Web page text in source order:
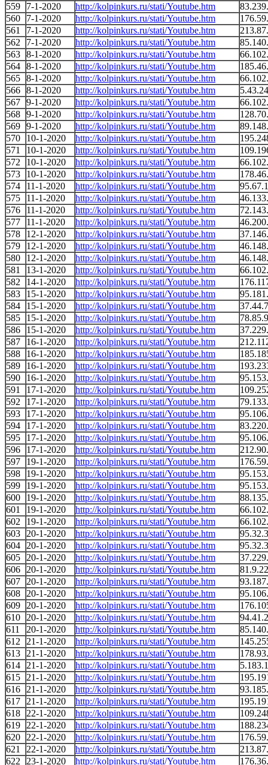
559
7-1-2020 http://kolpinkurs.ru/stati/Youtube.htm
560
7-1-2020 http://kolpinkurs.ru/stati/Youtube.htm
561
7-1-2020 http://kolpinkurs.ru/stati/Youtube.htm
562
7-1-2020 http://kolpinkurs.ru/stati/Youtube.htm
563 8-1-2020 http://kolpinkurs.ru/stati/Youtube.htm
564 8-1-2020 http://kolpinkurs.ru/stati/Youtube.htm
565 8-1-2020 http://kolpinkurs.ru/stati/Youtube.htm
566 8-1-2020 http://kolpinkurs.ru/stati/Youtube.htm
567 9-1-2020 http://kolpinkurs.ru/stati/Youtube.htm
568 9-1-2020 http://kolpinkurs.ru/stati/Youtube.htm
569 9-1-2020 http://kolpinkurs.ru/stati/Youtube.htm
570
10-1-2020 http://kolpinkurs.ru/stati/Youtube.htm
571
10-1-2020 http://kolpinkurs.ru/stati/Youtube.htm
572
10-1-2020 http://kolpinkurs.ru/stati/Youtube.htm
573
10-1-2020 http://kolpinkurs.ru/stati/Youtube.htm
574
11-1-2020 http://kolpinkurs.ru/stati/Youtube.htm
575
11-1-2020 http://kolpinkurs.ru/stati/Youtube.htm
576
11-1-2020 http://kolpinkurs.ru/stati/Youtube.htm
577
11-1-2020 http://kolpinkurs.ru/stati/Youtube.htm
578
12-1-2020 http://kolpinkurs.ru/stati/Youtube.htm
579
12-1-2020 http://kolpinkurs.ru/stati/Youtube.htm
580
12-1-2020 http://kolpinkurs.ru/stati/Youtube.htm
581
13-1-2020 http://kolpinkurs.ru/stati/Youtube.htm
582
14-1-2020 http://kolpinkurs.ru/stati/Youtube.htm
583
15-1-2020 http://kolpinkurs.ru/stati/Youtube.htm
584
15-1-2020 http://kolpinkurs.ru/stati/Youtube.htm
585
15-1-2020 http://kolpinkurs.ru/stati/Youtube.htm
586
15-1-2020 http://kolpinkurs.ru/stati/Youtube.htm
587
16-1-2020 http://kolpinkurs.ru/stati/Youtube.htm
588
16-1-2020 http://kolpinkurs.ru/stati/Youtube.htm
589
16-1-2020 http://kolpinkurs.ru/stati/Youtube.htm
590
16-1-2020 http://kolpinkurs.ru/stati/Youtube.htm
591
17-1-2020 http://kolpinkurs.ru/stati/Youtube.htm
592
17-1-2020 http://kolpinkurs.ru/stati/Youtube.htm
593
17-1-2020 http://kolpinkurs.ru/stati/Youtube.htm
594
17-1-2020 http://kolpinkurs.ru/stati/Youtube.htm
595
17-1-2020 http://kolpinkurs.ru/stati/Youtube.htm
596
17-1-2020 http://kolpinkurs.ru/stati/Youtube.htm
597
19-1-2020 http://kolpinkurs.ru/stati/Youtube.htm
598
19-1-2020 http://kolpinkurs.ru/stati/Youtube.htm
599
19-1-2020 http://kolpinkurs.ru/stati/Youtube.htm
600
19-1-2020 http://kolpinkurs.ru/stati/Youtube.htm
601
19-1-2020 http://kolpinkurs.ru/stati/Youtube.htm
602
19-1-2020 http://kolpinkurs.ru/stati/Youtube.htm
603
20-1-2020 http://kolpinkurs.ru/stati/Youtube.htm
604
20-1-2020 http://kolpinkurs.ru/stati/Youtube.htm
605
20-1-2020 http://kolpinkurs.ru/stati/Youtube.htm
606
20-1-2020 http://kolpinkurs.ru/stati/Youtube.htm
607
20-1-2020 http://kolpinkurs.ru/stati/Youtube.htm
608
20-1-2020 http://kolpinkurs.ru/stati/Youtube.htm
609
20-1-2020 http://kolpinkurs.ru/stati/Youtube.htm
610
20-1-2020 http://kolpinkurs.ru/stati/Youtube.htm
611
20-1-2020 http://kolpinkurs.ru/stati/Youtube.htm
612
21-1-2020 http://kolpinkurs.ru/stati/Youtube.htm
613
21-1-2020 http://kolpinkurs.ru/stati/Youtube.htm
614
21-1-2020 http://kolpinkurs.ru/stati/Youtube.htm
615
21-1-2020 http://kolpinkurs.ru/stati/Youtube.htm
616
21-1-2020 http://kolpinkurs.ru/stati/Youtube.htm
617
21-1-2020 http://kolpinkurs.ru/stati/Youtube.htm
618
22-1-2020 http://kolpinkurs.ru/stati/Youtube.htm
619
22-1-2020 http://kolpinkurs.ru/stati/Youtube.htm
620
22-1-2020 http://kolpinkurs.ru/stati/Youtube.htm
621
22-1-2020 http://kolpinkurs.ru/stati/Youtube.htm
622
23-1-2020 http://kolpinkurs.ru/stati/Youtube.htm